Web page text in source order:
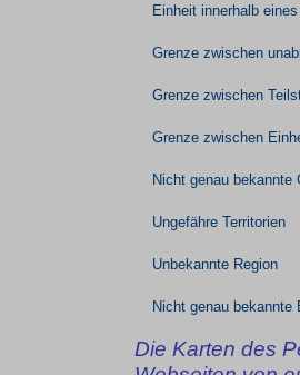
Einheit innerhalb
Grenze zwischen
Grenze zwischen
Grenze zwischen
Nicht genau bekannte
Ungefähre Territorien
Unbekannte Region
Nicht genau bekannte
Die Karten des